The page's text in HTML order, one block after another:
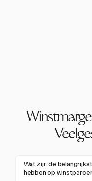
Wat zijn de
hebben op